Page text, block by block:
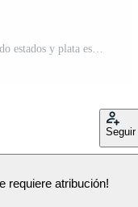
veteranos día con nacional bandera de unido estados y plata estrellas. americano bandera y texto en estrellas antecedentes para veteranos día. Vector Pro
Seguir
requiere atribución!